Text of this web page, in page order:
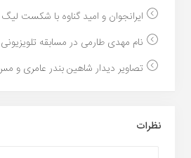
ایرانجوان و امید گناوه با شکست لیگ
نام مهدی طارمی در مسابقه
تصاویر دیدار شاهین بندر عامری
نظرات